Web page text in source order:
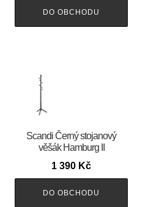
DO OBCHODU
Scandi Černý stojanový
věšák Hamburg II
1 390 Kč
DO OBCHODU